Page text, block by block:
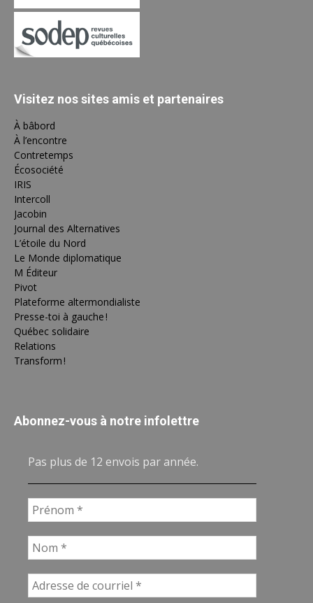
Visitez nos sites amis et partenaires
À bâbord
À l’encontre
Contretemps
Écosociété
IRIS
Intercoll
Jacobin
Journal des Alternatives
L’étoile du Nord
Le Monde diplomatique
M Éditeur
Pivot
Plateforme altermondialiste
Presse-toi à gauche !
Québec solidaire
Relations
Transform !
Abonnez-vous à notre infolettre
Pas plus de 12 envois par année.